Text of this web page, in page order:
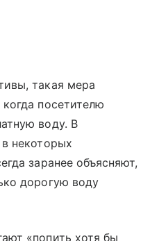
такая мера
посетителю
воду. В
некоторых
заранее объясняют,
дорогую воду
«попить хотя бы